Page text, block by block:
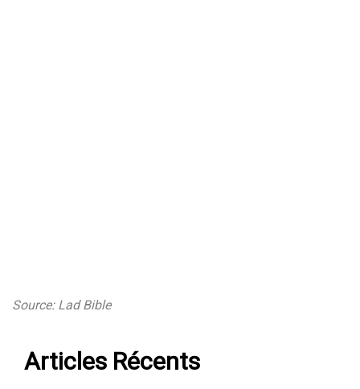
Source: Lad Bible
Articles Récents